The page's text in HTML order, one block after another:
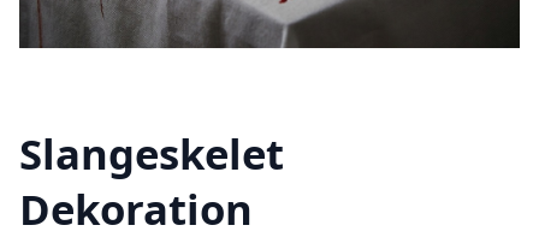
Slangeskelet
Dekoration